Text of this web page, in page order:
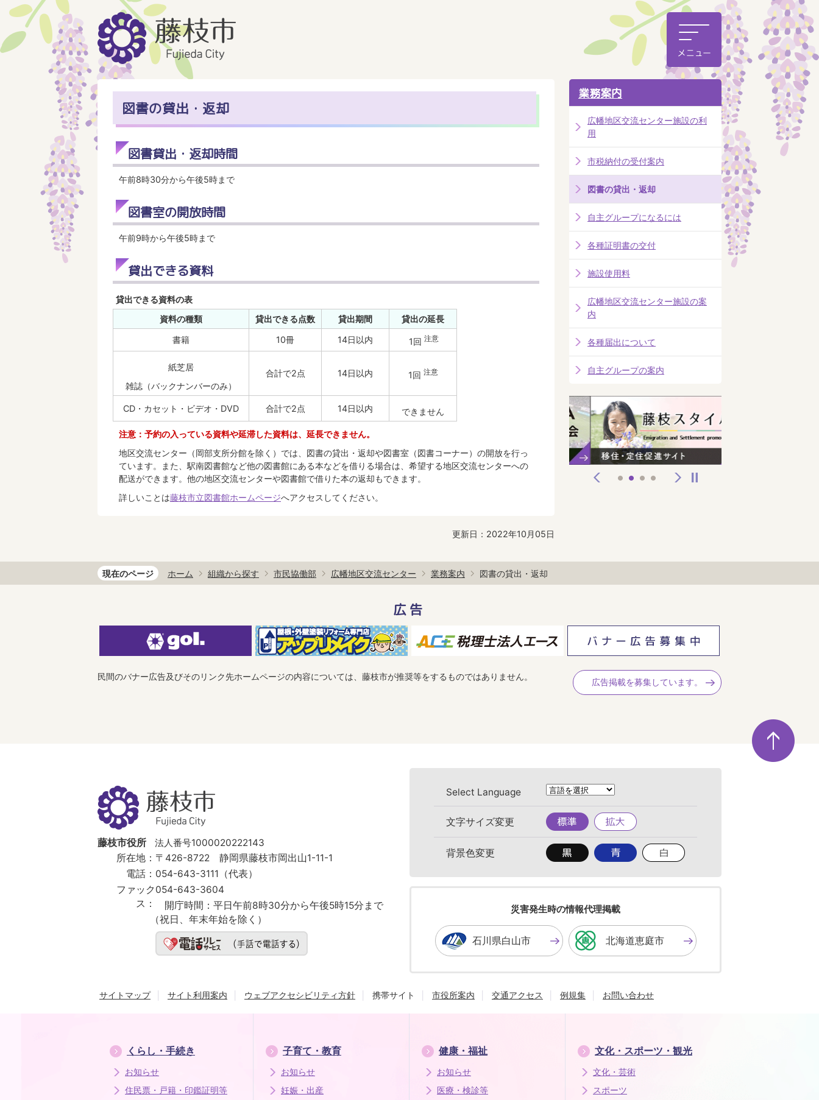
図書の貸出・返却
図書貸出・返却時間
午前8時30分から午後5時まで
図書室の開放時間
午前9時から午後5時まで
貸出できる資料
貸出できる資料の表
資料の種類
貸出できる点数 貸出期間
貸出の延長
書籍
10冊 14日以内 1回 注意
紙芝居
雑誌（バックナンバーのみ）
合計で2点 14日以内 1回 注意
CD・カセット・ビデオ・DVD 合計で2点 14日以内 できません
注意：予約の入っている資料や延滞した資料は、延長できません。
地区交流センター（岡部支所分館を除く）では、図書の貸出・返却や図書室（図書コーナー）の開放を行っ
ています。また、駅南図書館など他の図書館にある本などを借りる場合は、希望する地区交流センターへの
配送ができます。他の地区交流センターや図書館で借りた本の返却もできます。
詳しいことは藤枝市立図書館ホームページへアクセスしてください。
更新日：2022年10月05日
業務案内
広幡地区交流センター施設の利
用
市税納付の受付案内
図書の貸出・返却
自主グループになるには
各種証明書の交付
施設使用料
広幡地区交流センター施設の案
内
各種届出について
自主グループの案内
現在のページ ホーム 組織から探す 市民協働部 広幡地区交流センター 業務案内 図書の貸出・返却
広告
民間のバナー広告及びそのリンク先ホームページの内容については、藤枝市が推奨等をするものではありません。
広告掲載を募集しています。
ペ
ー
ジ
の
藤
枝
市
Fujieda
City
藤枝市役所
法人番号1000020222143
所在地： 〒426-8722 静岡県藤枝市岡出山1-11-1
電話： 054-643-3111（代表）
ファック
ス：
054-643-3604
開庁時間： 平日午前8時30分から午後5時15分まで
（祝日、年末年始を除く）
Select Language
文字サイズ変更
標
準
拡
大
背景色変更
背
景
色
す
る
背
景
色
る
背
景
る
災害発生時の情報代理掲載
石川県白山市 北海道恵庭市
サイトマップ サイト利用案内 ウェブアクセシビリティ方針 携帯サイト 市役所案内 交通アクセス 例規集 お問い合わせ
くらし・手続き
お知らせ
住民票・戸籍・印鑑証明等
子育て・教育
お知らせ
妊娠・出産
健康・福祉
お知らせ
医療・検診等
文化・スポーツ・観光
文化・芸術
スポーツ